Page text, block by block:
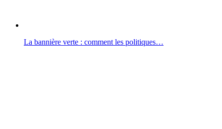
La bannière verte : comment les politiques…